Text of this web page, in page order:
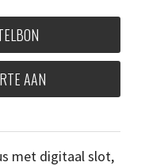
AAN
met digitaal slot,